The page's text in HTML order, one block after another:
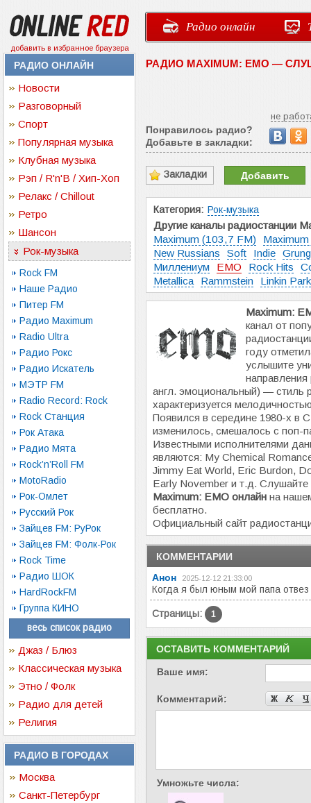
добавить в избранное браузера
Радио онлайн
РАДИО ОНЛАЙН
Новости
Разговорный
Спорт
Популярная музыка
Клубная музыка
Рэп / R'n'B / Хип-Хоп
Релакс / Chillout
Ретро
Шансон
Рок-музыка
Rock FM
Наше Радио
Питер FM
Радио Maximum
Radio Ultra
Радио Рокс
Радио Искатель
МЭТР FM
Radio Record: Rock
Rock Станция
Рок Атака
Радио Мята
Rock’n’Roll FM
MotoRadio
Рок-Омлет
Русский Рок
Зайцев FM: РуРок
Зайцев FM: Фолк-Рок
Rock Time
Радио ШОК
HardRockFM
Группа КИНО
весь список радио
Джаз / Блюз
Классическая музыка
Этно / Фолк
Радио для детей
Религия
РАДИО В ГОРОДАХ
Москва
Санкт-Петербург
РАДИО MAXIMUM: EMO —
не
Понравилось радио?
Добавьте в закладки:
Закладки Добавить
Категория: Рок-музыка
Другие каналы радиостанции
Maximum (103,7 FM)
New Russians
Soft Indie
Миллениум
EMO Rock Hits
Metallica
Rammstein Linkin Park
Maximum:
канал от
году
услышите
англ. эмоциональный) — стиль
характеризуется
Появился в середине 1980-х в
изменилось, смешалось с поп-
Известными исполнителями
являются: My Chemical
Jimmy Eat World, Eric Burdon,
Early November и т.д.
Maximum: EMO онлайн на
бесплатно.
Официальный сайт
КОММЕНТАРИИ
Анон
2025-12-12 21:33:00
Когда я был юным мой папа
Страницы: 1
ОСТАВИТЬ КОММЕНТАРИЙ
Ваше имя:
Комментарий:
Умножьте числа: